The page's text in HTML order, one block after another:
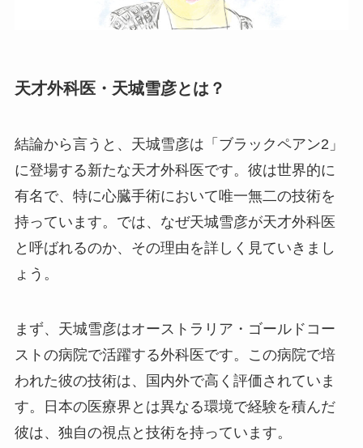
天才外科医・天城雪彦とは？
結論から言うと、天城雪彦は「ブラックペアン2」
に登場する新たな天才外科医です。彼は世界的に
有名で、特に心臓手術において唯一無二の技術を
持っています。では、なぜ天城雪彦が天才外科医
と呼ばれるのか、その理由を詳しく見ていきまし
ょう。
まず、天城雪彦はオーストラリア・ゴールドコー
ストの病院で活躍する外科医です。この病院で培
われた彼の技術は、国内外で高く評価されていま
す。日本の医療界とは異なる環境で経験を積んだ
彼は、独自の視点と技術を持っています。